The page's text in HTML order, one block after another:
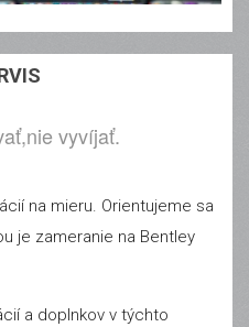
vyvíjať.
na mieru. Orientujeme sa
je zameranie na Bentley
a doplnkov v týchto